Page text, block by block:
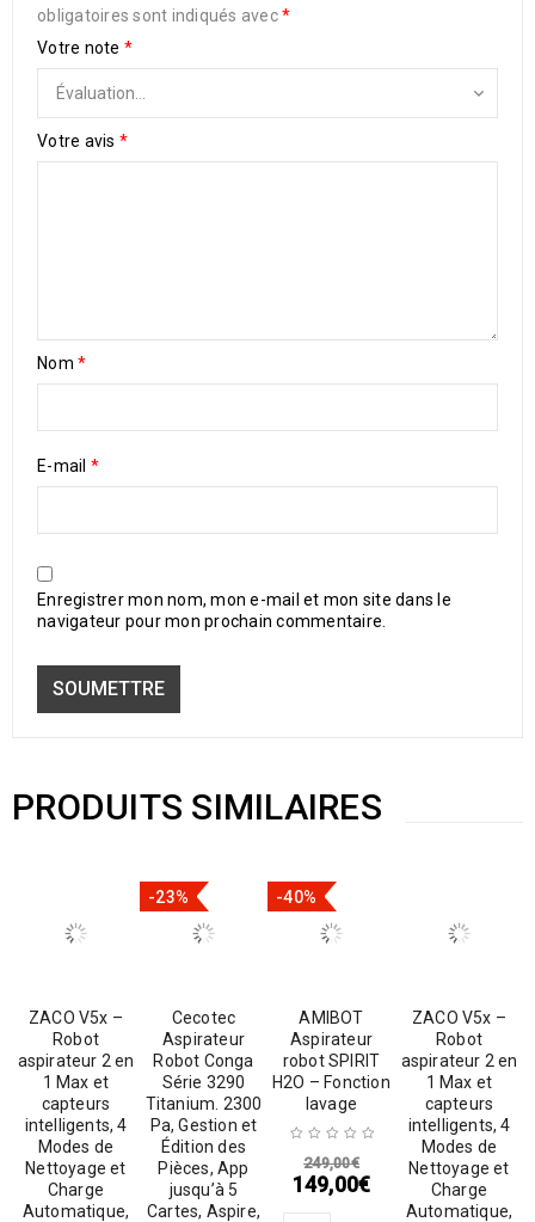
obligatoires sont indiqués avec*
Votre note *
Votre avis *
Nom *
E-mail *
Enregistrer mon nom, mon e-mail et mon site dans le
navigateur pour mon prochain commentaire.
PRODUITS SIMILAIRES
ZACO V5x –
Robot
aspirateur 2 en
1 Max et
capteurs
intelligents, 4
Modes de
Nettoyage et
Charge
Automatique,
-23%
Cecotec
Aspirateur
Robot Conga
Série 3290
Titanium. 2300
Pa, Gestion et
Édition des
Pièces, App
jusqu’à 5
Cartes, Aspire,
-40%
AMIBOT
Aspirateur
robot SPIRIT
H2O – Fonction
lavage
249,00€
149,00€
ZACO V5x –
Robot
aspirateur 2 en
1 Max et
capteurs
intelligents, 4
Modes de
Nettoyage et
Charge
Automatique,